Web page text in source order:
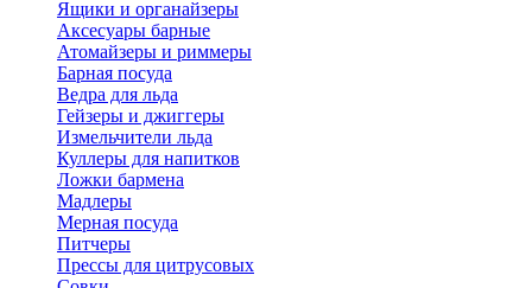
Ящики и органайзеры
Аксесуары барные
Атомайзеры и риммеры
Барная посуда
Ведра для льда
Гейзеры и джиггеры
Измельчители льда
Куллеры для напитков
Ложки бармена
Мадлеры
Мерная посуда
Питчеры
Прессы для цитрусовых